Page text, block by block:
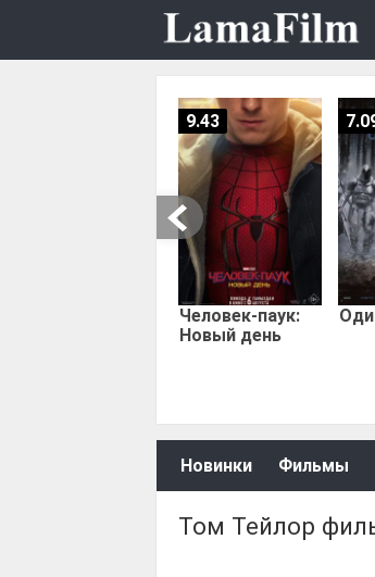
Человек-паук:
Новый день
9.43
Новинки Фильмы
Том Тейлор